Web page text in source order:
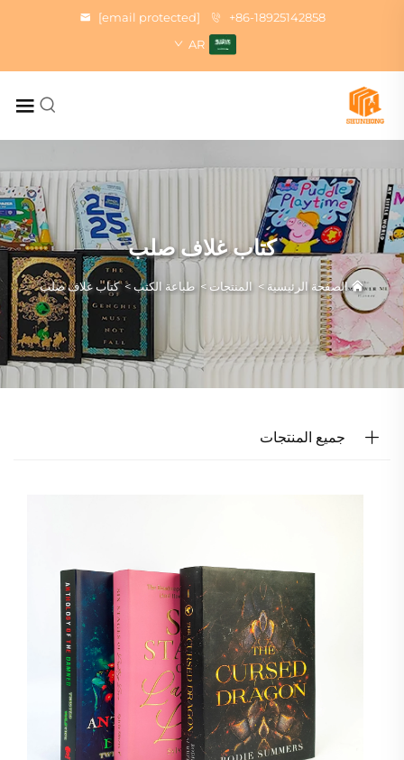
+86-18925142858
[email protected]
AR
كتاب غلاف صلب
الصفحة الرئيسية > المنتجات > طباعة الكتب>كتاب غلاف صلب
جميع المنتجات